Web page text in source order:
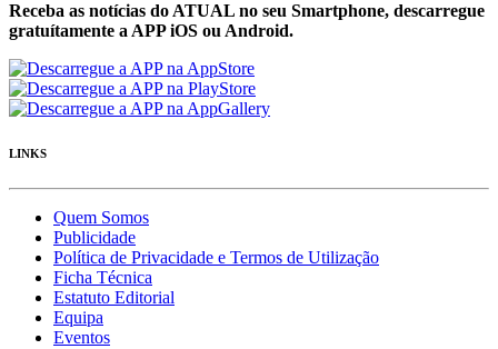
Receba as notícias do ATUAL no seu Smartphone, descarregue
gratuítamente a APP iOS ou Android.
LINKS
Quem Somos
Publicidade
Política de Privacidade e Termos de Utilização
Ficha Técnica
Estatuto Editorial
Equipa
Eventos